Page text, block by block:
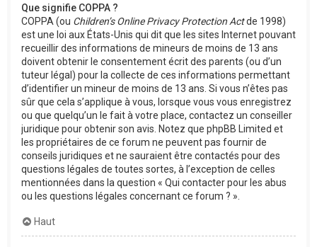
Que signifie COPPA ?
COPPA (ou Children’s Online Privacy Protection Actde 1998)
est une loi aux États-Unis qui dit que les sites Internet pouvant
recueillir des informations de mineurs de moins de 13 ans
doivent obtenir le consentement écrit des parents (ou d’un
tuteur légal) pour la collecte de ces informations permettant
d’identifier un mineur de moins de 13 ans. Si vous n’êtes pas
sûr que cela s’applique à vous, lorsque vous vous enregistrez
ou que quelqu’un le fait à votre place, contactez un conseiller
juridique pour obtenir son avis. Notez que phpBB Limited et
les propriétaires de ce forum ne peuvent pas fournir de
conseils juridiques et ne sauraient être contactés pour des
questions légales de toutes sortes, à l’exception de celles
mentionnées dans la question « Qui contacter pour les abus
ou les questions légales concernant ce forum ? ».
Haut